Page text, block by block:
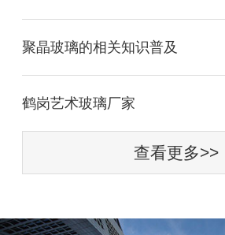
聚晶玻璃的相关知识普及
鹤岗艺术玻璃厂家
查看更多>>